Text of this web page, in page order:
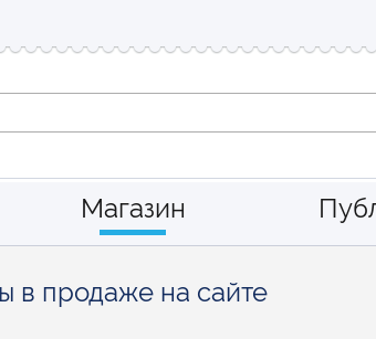
Магазин
в продаже на сайте